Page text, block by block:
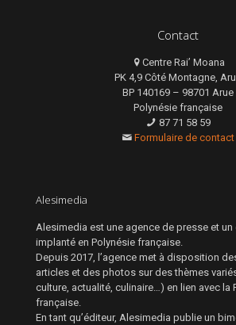
Contact
Centre Rai’ Moana
PK 4,9 Côté Montagne,
BP 140169 – 98701 Arue
Polynésie française
87 71 58 59
Formulaire de contact
Alesimedia
Alesimedia est une agence de presse et
implanté en Polynésie française.
Depuis 2017, l’agence met à disposition
articles et des photos sur des thèmes
culture, actualité, culinaire…) en lien avec la
française.
En tant qu’éditeur, Alesimedia publie un